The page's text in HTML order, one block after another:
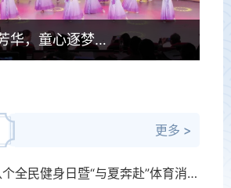
花儿朵朵绽芳华，童心逐梦向未来！2026潜江市“花儿朵朵向太阳”少儿艺术展演决赛圆满落幕
更多 >
潜江市第十八个全民健身日暨“与夏奔赴”体育消费季盛大启幕